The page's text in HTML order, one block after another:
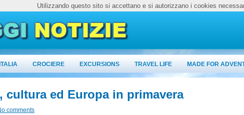
ITALIA CROCIERE EXCURSIONS TRAVEL LIFE MADE FOR
cultura ed Europa in primavera
comments
Utilizzando questo sito si accettano e si autorizzano i cookies